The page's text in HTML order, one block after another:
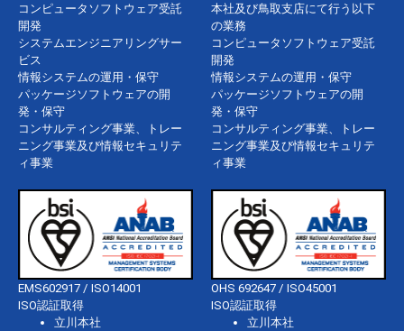
コンピュータソフトウェア受託
開発
システムエンジニアリングサー
ビス
情報システムの運用・保守
パッケージソフトウェアの開
発・保守
コンサルティング事業、トレー
ニング事業及び情報セキュリテ
ィ事業
本社及び鳥取支店にて行う以下
の業務
コンピュータソフトウェア受託
開発
情報システムの運用・保守
パッケージソフトウェアの開
発・保守
コンサルティング事業、トレー
ニング事業及び情報セキュリテ
ィ事業
EMS602917 / ISO14001
ISO認証取得
立川本社
OHS 692647 / ISO45001
ISO認証取得
立川本社